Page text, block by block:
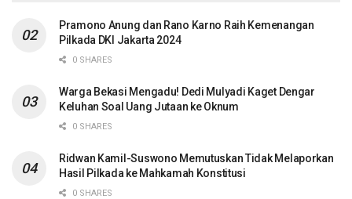
Pramono Anung dan Rano Karno Raih Kemenangan
Pilkada DKI Jakarta 2024
0 SHARES
Warga Bekasi Mengadu! Dedi Mulyadi Kaget Dengar
Keluhan Soal Uang Jutaan ke Oknum
0 SHARES
Ridwan Kamil-Suswono Memutuskan Tidak Melaporkan
Hasil Pilkada ke Mahkamah Konstitusi
0 SHARES